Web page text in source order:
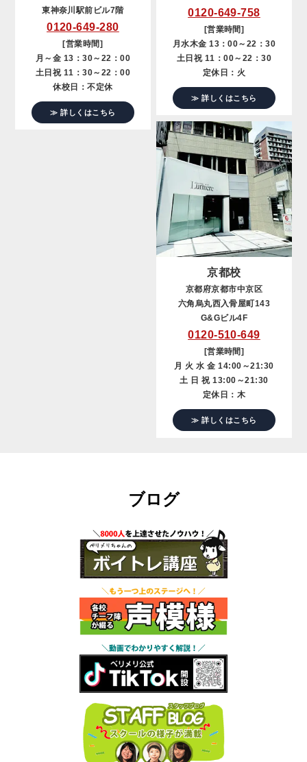
東神奈川駅前ビル7階
0120-649-280
[営業時間]
月～金 13：30～22：00
土日祝 11：30～22：00
休校日：不定休
≫ 詳しくはこちら
0120-649-758
[営業時間]
月水木金 13：00～22：30
土日祝 11：00～22：30
定休日：火
≫ 詳しくはこちら
京都校
京都府京都市中京区
六角烏丸西入骨屋町143
G&Gビル4F
0120-510-649
[営業時間]
月 火 水 金 14:00～21:30
土 日 祝 13:00～21:30
定休日：木
≫ 詳しくはこちら
ブログ